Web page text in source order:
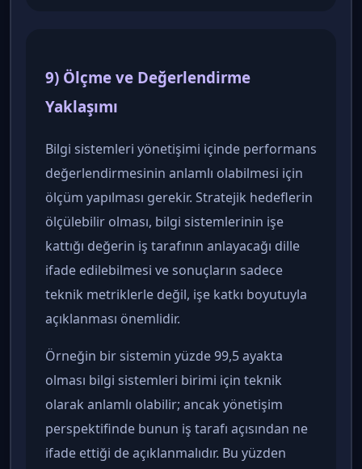
9) Ölçme ve Değerlendirme
Yaklaşımı
Bilgi sistemleri yönetişimi içinde performans
değerlendirmesinin anlamlı olabilmesi için
ölçüm yapılması gerekir. Stratejik hedeflerin
ölçülebilir olması, bilgi sistemlerinin işe
kattığı değerin iş tarafının anlayacağı dille
ifade edilebilmesi ve sonuçların sadece
teknik metriklerle değil, işe katkı boyutuyla
açıklanması önemlidir.
Örneğin bir sistemin yüzde 99,5 ayakta
olması bilgi sistemleri birimi için teknik
olarak anlamlı olabilir; ancak yönetişim
perspektifinde bunun iş tarafı açısından ne
ifade ettiği de açıklanmalıdır. Bu yüzden